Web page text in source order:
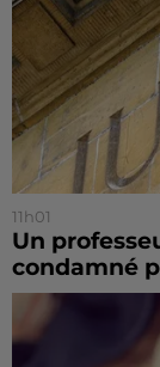
11h01
Un
condamné